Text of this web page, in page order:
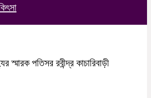
স্মারক পতিসর রবীন্দ্র কাচারিবাড়ী